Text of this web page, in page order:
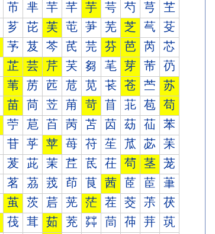
芇 芈 芉 芊 芋 芌 芍 芎 芏
芗 芘 芙 芚 芛 芜 芝 芞 芟
芧 芨 芩 芪 芫 芬 芭 芮 芯
芷 芸 芹 芺 芻 芼 芽 芾 芿
苇 苈 苉 苊 苋 苌 苍 苎 苏
苗 苘 苙 苚 苛 苜 苝 苞 苟
苧 苨 苩 苪 苫 苬 苭 苮 苯
苷 苸 苹 苺 苻 苼 苽 苾 苿
茇 茈 茉 茊 茋 茌 茍 茎 茏
茗 茘 茙 茚 茛 茜 茝 茞 茟
茧 茨 茩 茪 茫 茬 茭 茮 茯
茷 茸 茹 茺 茻 茼 茽 茾 茿